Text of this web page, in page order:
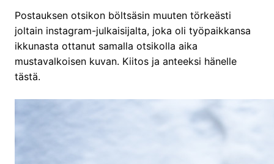
Postauksen otsikon böltsäsin muuten törkeästi
joltain instagram-julkaisijalta, joka oli työpaikkansa
ikkunasta ottanut samalla otsikolla aika
mustavalkoisen kuvan. Kiitos ja anteeksi hänelle
tästä.